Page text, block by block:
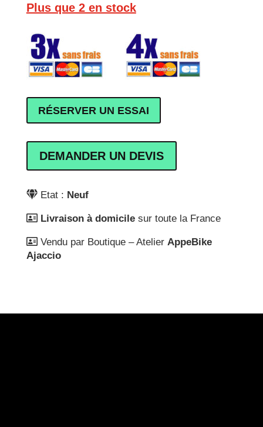
Plus que 2 en stock
RÉSERVER UN ESSAI
DEMANDER UN DEVIS
Etat : Neuf
Livraison à domicilesur toute la France
Vendu par Boutique – Atelier AppeBike
Ajaccio